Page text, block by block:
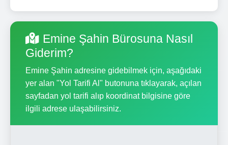
Emine Şahin Bürosuna Nasıl
Giderim?
Emine Şahin adresine gidebilmek için, aşağıdaki
yer alan "Yol Tarifi Al" butonuna tıklayarak, açılan
sayfadan yol tarifi alıp koordinat bilgisine göre
ilgili adrese ulaşabilirsiniz.